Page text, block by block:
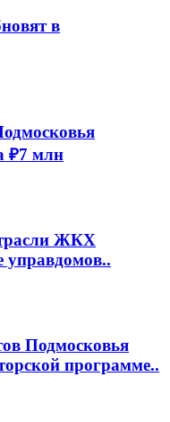
в
₽7 млн
ЖКХ
управдомов..
Подмосковья
программе..